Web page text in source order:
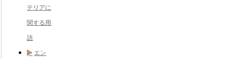
テリアに
関する用
語
エン